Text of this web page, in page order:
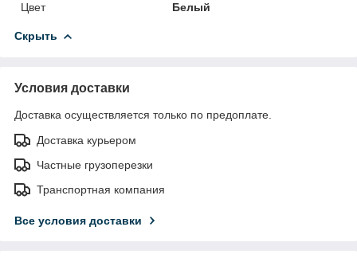
Цвет
Белый
Скрыть
Условия доставки
Доставка осуществляется только по предоплате.
Доставка курьером
Частные грузоперезки
Транспортная компания
Все условия доставки